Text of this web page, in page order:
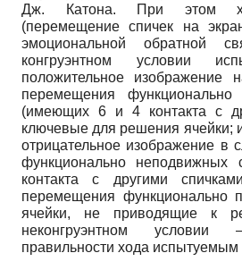
Дж. Катона. При этом
(перемещение спичек на
эмоциональной обратной
конгруэнтном условии
положительное изображение
перемещения
(имеющих 6 и 4 контакта с
ключевые для решения ячейки;
отрицательное изображение в
функционально
контакта с другими
перемещения функционально
ячейки, не приводящие к
неконгруэнтном
правильности хода